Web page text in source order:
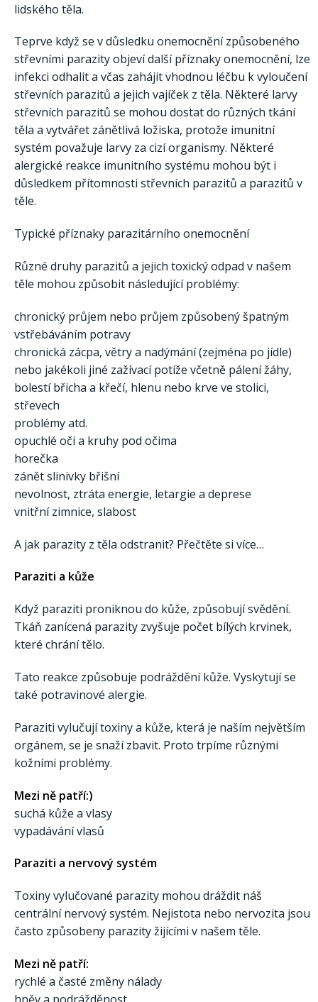
lidského těla.
Teprve když se v důsledku onemocnění způsobeného
střevními parazity objeví další příznaky onemocnění, lze
infekci odhalit a včas zahájit vhodnou léčbu k vyloučení
střevních parazitů a jejich vajíček z těla. Některé larvy
střevních parazitů se mohou dostat do různých tkání
těla a vytvářet zánětlivá ložiska, protože imunitní
systém považuje larvy za cizí organismy. Některé
alergické reakce imunitního systému mohou být i
důsledkem přítomnosti střevních parazitů a parazitů v
těle.
Typické příznaky parazitárního onemocnění
Různé druhy parazitů a jejich toxický odpad v našem
těle mohou způsobit následující problémy:
chronický průjem nebo průjem způsobený špatným
vstřebáváním potravy
chronická zácpa, větry a nadýmání (zejména po jídle)
nebo jakékoli jiné zažívací potíže včetně pálení žáhy,
bolestí břicha a křečí, hlenu nebo krve ve stolici,
střevech
problémy atd.
opuchlé oči a kruhy pod očima
horečka
zánět slinivky břišní
nevolnost, ztráta energie, letargie a deprese
vnitřní zimnice, slabost
A jak parazity z těla odstranit? Přečtěte si více…
Paraziti a kůže
Když paraziti proniknou do kůže, způsobují svědění.
Tkáň zanícená parazity zvyšuje počet bílých krvinek,
které chrání tělo.
Tato reakce způsobuje podráždění kůže. Vyskytují se
také potravinové alergie.
Paraziti vylučují toxiny a kůže, která je naším největším
orgánem, se je snaží zbavit. Proto trpíme různými
kožními problémy.
Mezi ně patří:)
suchá kůže a vlasy
vypadávání vlasů
Paraziti a nervový systém
Toxiny vylučované parazity mohou dráždit náš
centrální nervový systém. Nejistota nebo nervozita jsou
často způsobeny parazity žijícími v našem těle.
Mezi ně patří:
rychlé a časté změny nálady